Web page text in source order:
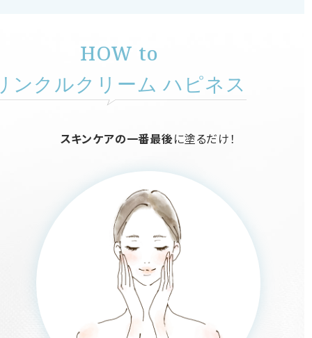
HOW to
ンクルクリーム ハピネス
スキンケアの一番最後に塗るだけ！